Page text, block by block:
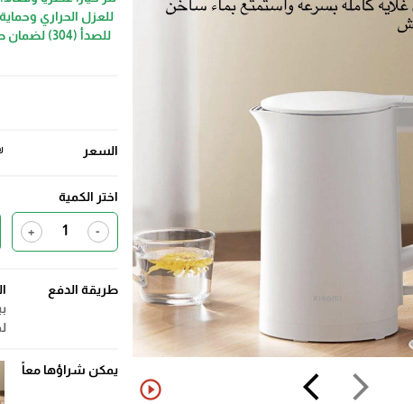
arrow_forward_ios
arrow_back_ios
play_circle_outline
للعزل الحراري
للصدأ
السعر
اختر الكمية
-
+
طريقة الدفع
يمكن شراؤها معاً